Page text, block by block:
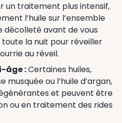
un traitement plus intensif,
l’huile sur l’ensemble
décolleté avant de vous
toute la nuit pour réveiller
au réveil.
âge :Certaines huiles,
musquée ou l’huile d’argan,
et peuvent être
ou en traitement des rides